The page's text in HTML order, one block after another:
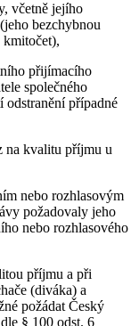
včetně jejího
bezchybnou
přijímacího
společného
případné
na kvalitu příjmu u
nebo rozhlasovým
požadovaly jeho
nebo rozhlasového
příjmu a při
(diváka) a
požádat Český
§ 100 odst. 6